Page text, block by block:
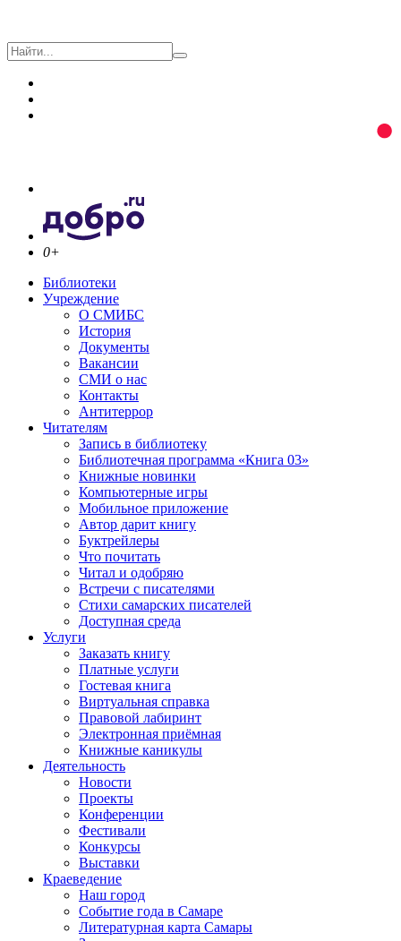
0+
Библиотеки
Учреждение
О СМИБС
История
Документы
Вакансии
СМИ о нас
Контакты
Антитеррор
Читателям
Запись в библиотеку
Библиотечная программа «Книга 03»
Книжные новинки
Компьютерные игры
Мобильное приложение
Автор дарит книгу
Буктрейлеры
Что почитать
Читал и одобряю
Встречи с писателями
Стихи самарских писателей
Доступная среда
Услуги
Заказать книгу
Платные услуги
Гостевая книга
Виртуальная справка
Правовой лабиринт
Электронная приёмная
Книжные каникулы
Деятельность
Новости
Проекты
Конференции
Фестивали
Конкурсы
Выставки
Краеведение
Наш город
Событие года в Самаре
Литературная карта Самары